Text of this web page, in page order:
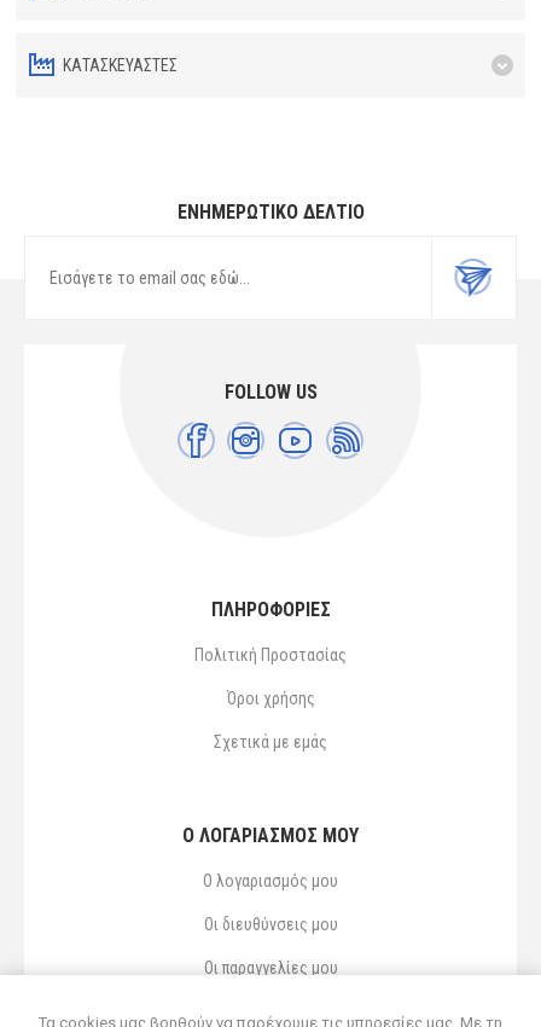
ΚΑΤΑΣΚΕΥΑΣΤΈΣ
ΕΝΗΜΕΡΩΤΙΚΌ ΔΕΛΤΊΟ
FOLLOW US
ΠΛΗΡΟΦΟΡΙΕΣ
Πολιτική Προστασίας
Όροι χρήσης
Σχετικά με εμάς
Ο ΛΟΓΑΡΙΑΣΜΌΣ ΜΟΥ
Ο λογαριασμός μου
Οι διευθύνσεις μου
Οι παραγγελίες μου
Τα cookies μας βοηθούν να παρέχουμε τις υπηρεσίες μας. Με τη